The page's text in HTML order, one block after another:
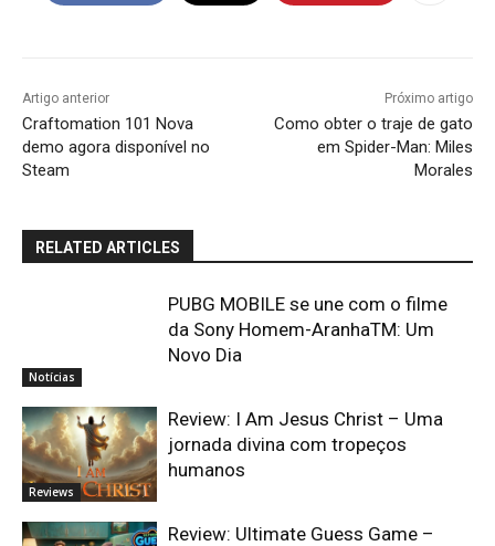
Artigo anterior
Craftomation 101 Nova
demo agora disponível no
Steam
Próximo artigo
Como obter o traje de gato
em Spider-Man: Miles
Morales
RELATED ARTICLES
Notícias
PUBG MOBILE se une com o filme
da Sony Homem-AranhaTM: Um
Novo Dia
Reviews
Review: I Am Jesus Christ – Uma
jornada divina com tropeços
humanos
Review: Ultimate Guess Game –